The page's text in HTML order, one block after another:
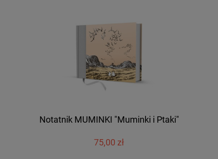
Notatnik MUMINKI "Muminki i Ptaki"
75,00 zł